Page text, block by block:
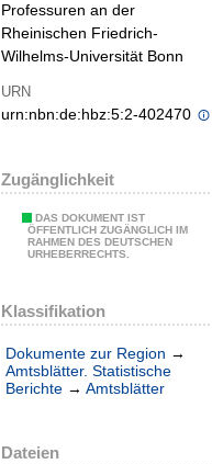
Professuren an der
Rheinischen Friedrich-
Wilhelms-Universität Bonn
URN
urn:nbn:de:hbz:5:2-402470
Zugänglichkeit
DAS DOKUMENT IST
ÖFFENTLICH ZUGÄNGLICH IM
RAHMEN DES DEUTSCHEN
URHEBERRECHTS.
Klassifikation
Dokumente zur Region →
Amtsblätter. Statistische
Berichte → Amtsblätter
Dateien